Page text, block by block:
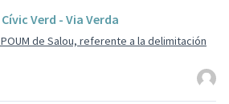
Cívic Verd - Via Verda
de Salou, referente a la delimitación